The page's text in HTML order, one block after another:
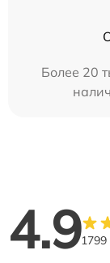
Более 20
4.91799